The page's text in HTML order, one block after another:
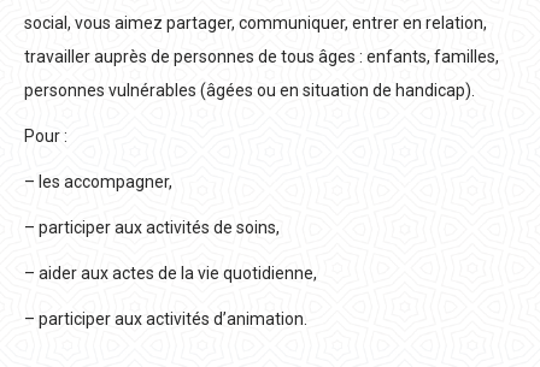
social, vous aimez partager, communiquer, entrer en relation,
travailler auprès de personnes de tous âges : enfants, familles,
personnes vulnérables (âgées ou en situation de handicap).
Pour :
– les accompagner,
– participer aux activités de soins,
– aider aux actes de la vie quotidienne,
– participer aux activités d’animation.